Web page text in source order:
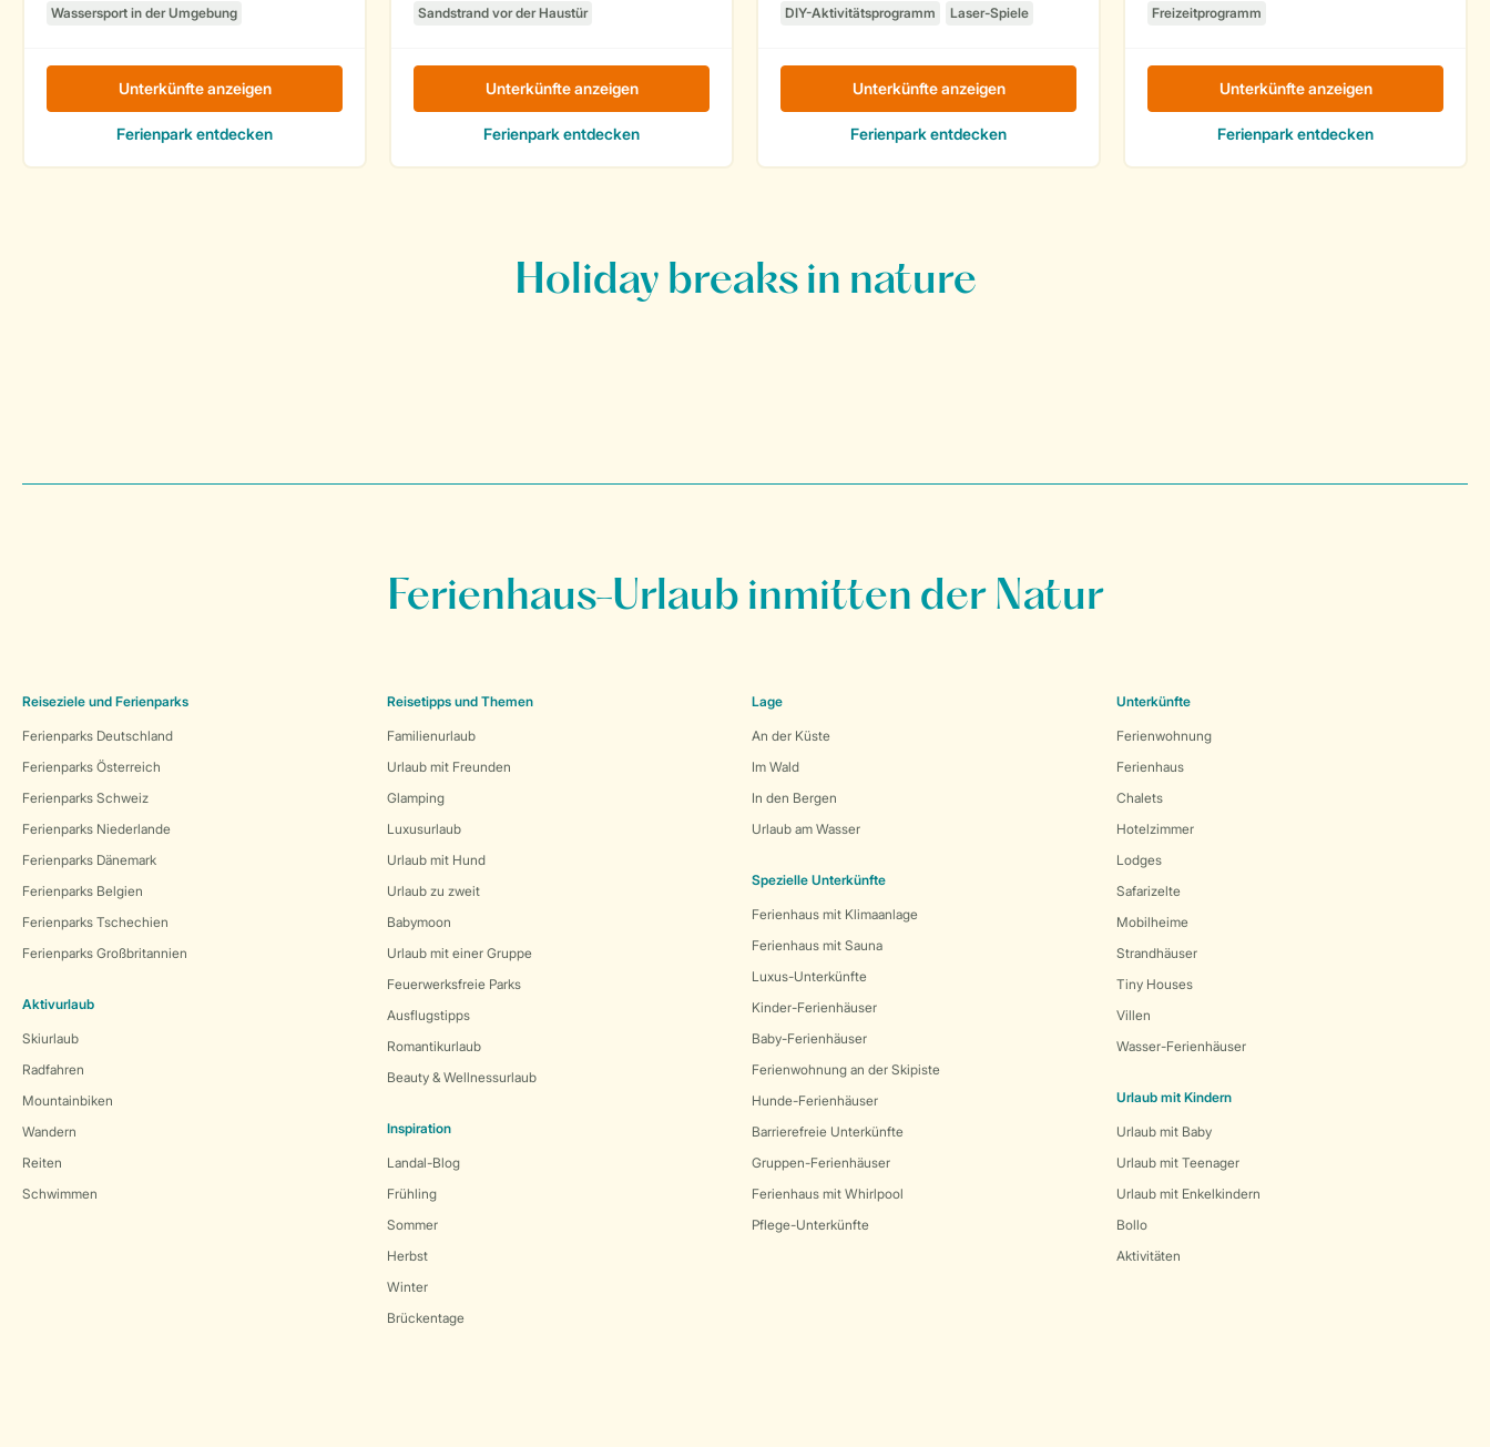
Ferienhaus-Urlaub inmitten der Natur
Reiseziele und Ferienparks
Ferienparks Deutschland
Ferienparks Österreich
Ferienparks Schweiz
Ferienparks Niederlande
Ferienparks Dänemark
Ferienparks Belgien
Ferienparks Tschechien
Ferienparks Großbritannien
Aktivurlaub
Skiurlaub
Radfahren
Mountainbiken
Wandern
Reiten
Schwimmen
Reisetipps und Themen
Familienurlaub
Urlaub mit Freunden
Glamping
Luxusurlaub
Urlaub mit Hund
Urlaub zu zweit
Babymoon
Urlaub mit einer Gruppe
Feuerwerksfreie Parks
Ausflugstipps
Romantikurlaub
Beauty & Wellnessurlaub
Inspiration
Landal-Blog
Frühling
Sommer
Herbst
Winter
Brückentage
Lage
An der Küste
Im Wald
In den Bergen
Urlaub am Wasser
Spezielle Unterkünfte
Ferienhaus mit Klimaanlage
Ferienhaus mit Sauna
Luxus-Unterkünfte
Kinder-Ferienhäuser
Baby-Ferienhäuser
Ferienwohnung an der Skipiste
Hunde-Ferienhäuser
Barrierefreie Unterkünfte
Gruppen-Ferienhäuser
Ferienhaus mit Whirlpool
Pflege-Unterkünfte
Unterkünfte
Ferienwohnung
Ferienhaus
Chalets
Hotelzimmer
Lodges
Safarizelte
Mobilheime
Strandhäuser
Tiny Houses
Villen
Wasser-Ferienhäuser
Urlaub mit Kindern
Urlaub mit Baby
Urlaub mit Teenager
Urlaub mit Enkelkindern
Bollo
Aktivitäten